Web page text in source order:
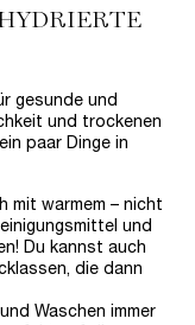
gesunde und
und trockenen
paar Dinge in
mit warmem – nicht
und
Du kannst auch
die dann
Waschen immer